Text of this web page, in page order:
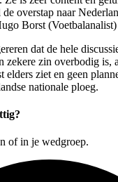
de overstap naar
Borst (Voetbalanalist)
dat de hele
zekere zin overbodig is,
elders ziet en geen
nationale ploeg.
of in je wedgroep.